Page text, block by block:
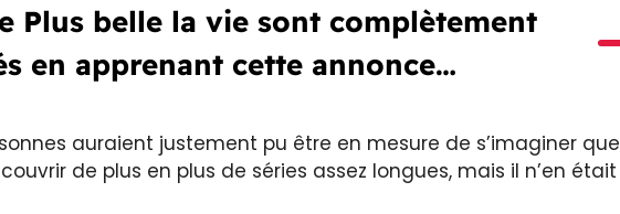
Plus belle la vie sont complètement
en apprenant cette annonce…
auraient justement pu être en mesure de s’imaginer que
de plus en plus de séries assez longues, mais il n’en était